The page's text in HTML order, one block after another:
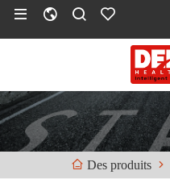
Des produits